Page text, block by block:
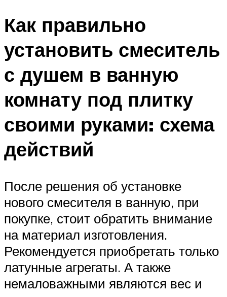
Как правильно
установить смеситель
с душем в ванную
комнату под плитку
своими руками: схема
действий
После решения об установке
нового смесителя в ванную, при
покупке, стоит обратить внимание
на материал изготовления.
Рекомендуется приобретать только
латунные агрегаты. А также
немаловажными являются вес и